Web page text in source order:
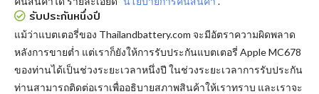
รับประกันหนึ่งปี
แม้ว่าแบตเตอรี่ของ Thailandbattery.com จะมีอัตราความผิดพลาด
หลังการขายต่ำ แต่เราก็ยังให้การรับประกันแบตเตอรี่ Apple MC678
ของท่านได้เป็นช่วงระยะเวลาหนึ่งปี ในช่วงระยะเวลาการรับประกัน
ท่านสามารถติดต่อเราเพื่ออธิบายสภาพสินค้าให้เราทราบ และเราจะ